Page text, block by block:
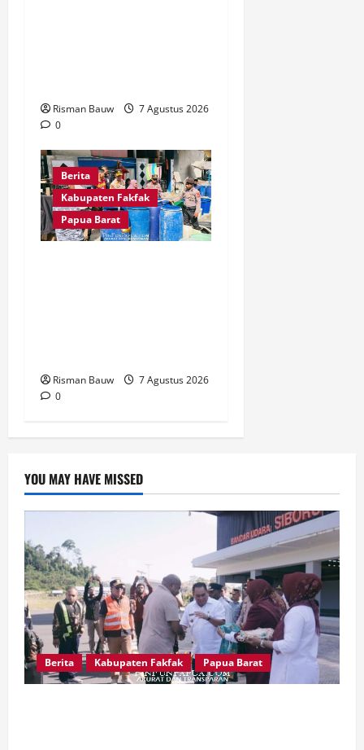
Risman Bauw
7 Agustus 2026
0
Berita
Kabupaten Fakfak
Papua Barat
Risman Bauw
7 Agustus 2026
0
YOU MAY HAVE MISSED
Berita Kabupaten Fakfak Papua Barat